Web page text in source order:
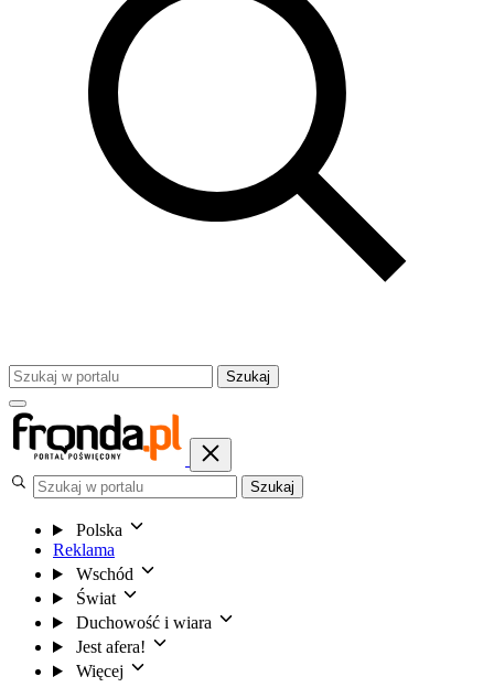
Szukaj
Szukaj
Polska
Reklama
Wschód
Świat
Duchowość i wiara
Jest afera!
Więcej